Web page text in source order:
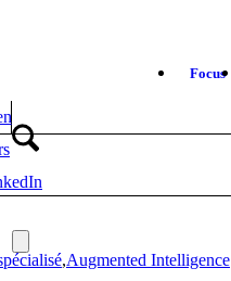
Focus
,Augmented Intelligence